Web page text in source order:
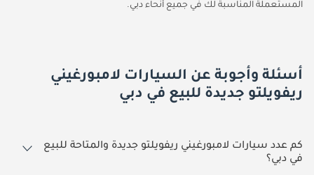
المستعملة المناسبة لك في جميع أنحاء دبي.
أسئلة وأجوبة عن السيارات لامبورغيني
ريفويلتو جديدة للبيع في دبي
كم عدد سيارات لامبورغيني ريفويلتو جديدة والمتاحة للبيع
في دبي؟